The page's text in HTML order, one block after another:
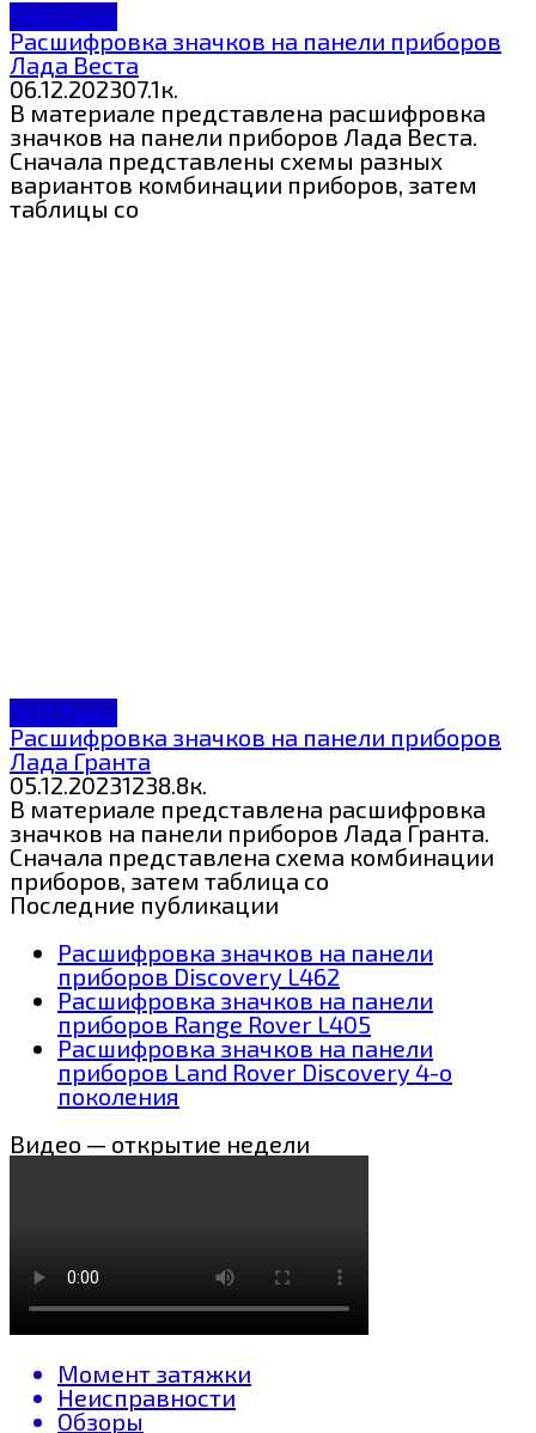
ЗнП Лада
Расшифровка значков на панели приборов
Лада Веста
06.12.202307.1к.
В материале представлена расшифровка
значков на панели приборов Лада Веста.
Сначала представлены схемы разных
вариантов комбинации приборов, затем
таблицы со
ЗнП Лада
Расшифровка значков на панели приборов
Лада Гранта
05.12.20231238.8к.
В материале представлена расшифровка
значков на панели приборов Лада Гранта.
Сначала представлена схема комбинации
приборов, затем таблица со
Последние публикации
Расшифровка значков на панели
приборов Discovery L462
Расшифровка значков на панели
приборов Range Rover L405
Расшифровка значков на панели
приборов Land Rover Discovery 4-о
поколения
Видео — открытие недели
Момент затяжки
Неисправности
Обзоры